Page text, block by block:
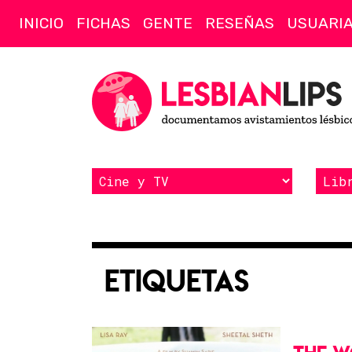
INICIO FICHAS GENTE RESEÑAS
Etiquetas